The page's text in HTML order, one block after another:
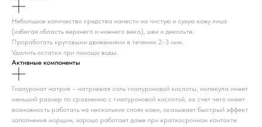
Небольшое количество средства нанести на чистую и сухую кожу лица
(избегая область верхнего и нижнего века), шеи и декольте.
Проработать круговыми движениями в течении 2-3 мин.
Удалить остатки при помощи воды.
Активные компоненты
Гиалуронат натрия – натриевая соль гиалуроновой кислоты, молекула имеет
меньший размер по сравнению с гиалуроновой кислотой, за счет чего имеет
возможность работать на нескольких слоях кожи, оказывает быстрый эффект
заполнения морщин, хорошо работает даже при краткосрочном контакте